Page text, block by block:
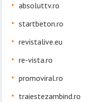
absoluttv.ro
startbeton.ro
revistalive.eu
re-vista.ro
promoviral.ro
traiestezambind.ro